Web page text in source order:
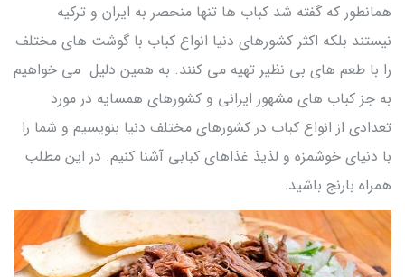
همانطور که گفته شد کباب ها تنها منحصر به ایران و ترکیه
نیستند بلکه اکثر کشورهای دنیا انواع کباب با گوشت های مختلف
را با طعم های بی نظیر تهیه می کنند. به همین دلیل می خواهیم
به جز کباب های مشهور ایرانی و کشورهای همسایه در مورد
تعدادی از انواع کباب در کشورهای مختلف دنیا بنویسیم و شما را
با دنیای خوشمزه و لذیذ غذاهای کبابی آشنا کنیم. در این مطلب
همراه بارنج باشید.